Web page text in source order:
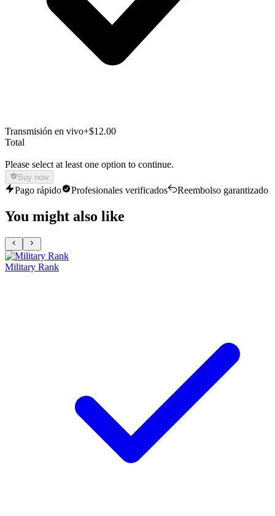
Transmisión en vivo+$12.00
Total
Please select at least one option to continue.
Buy now
Pago rápido Profesionales verificados Reembolso garantizado
You might also like
Military Rank